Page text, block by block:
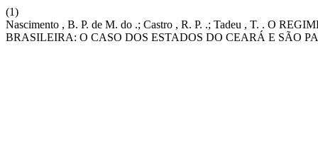
(1)
Nascimento , B. P. de M. do .; Castro , R. P. .; Tadeu , T. . O
BRASILEIRA: O CASO DOS ESTADOS DO CEARÁ E SÃO